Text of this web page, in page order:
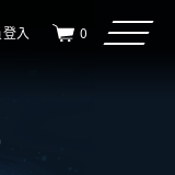
入 0